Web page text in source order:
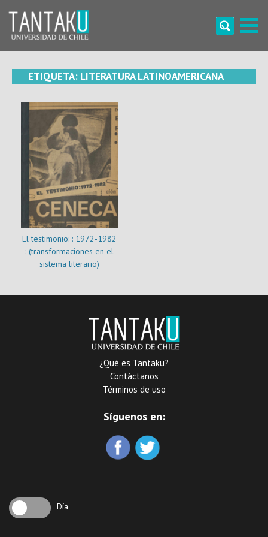
content
ETIQUETA: LITERATURA LATINOAMERICANA
El testimonio: : 1972-1982
: (transformaciones en el
sistema literario)
¿Qué es Tantaku?
Contáctanos
Términos de uso
Síguenos en:
Día